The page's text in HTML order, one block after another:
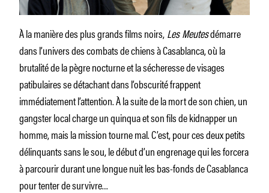
À la manière des plus grands films noirs,Les Meutesdémarre
dans l’univers des combats de chiens à Casablanca, où la
brutalité de la pègre nocturne et la sécheresse de visages
patibulaires se détachant dans l’obscurité frappent
immédiatement l’attention. À la suite de la mort de son chien, un
gangster local charge un quinqua et son fils de kidnapper un
homme, mais la mission tourne mal. C’est, pour ces deux petits
délinquants sans le sou, le début d’un engrenage qui les forcera
à parcourir durant une longue nuit les bas-fonds de Casablanca
pour tenter de survivre…